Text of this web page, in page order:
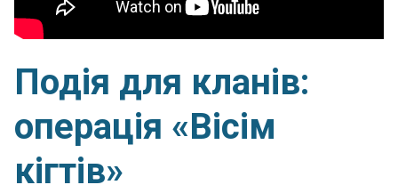
Подія для кланів:
операція «Вісім
кігтів»